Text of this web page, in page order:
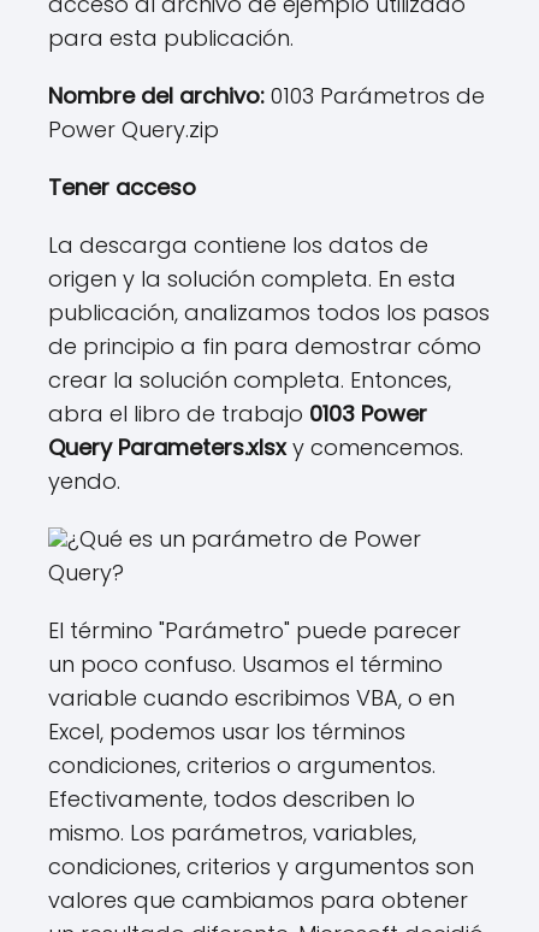
para esta publicación.
Nombre del archivo: 0103 Parámetros de
Power Query.zip
Tener acceso
La descarga contiene los datos de
origen y la solución completa. En esta
publicación, analizamos todos los pasos
de principio a fin para demostrar cómo
crear la solución completa. Entonces,
abra el libro de trabajo 0103 Power
Query Parameters.xlsxy comencemos.
yendo.
¿Qué es un parámetro de Power
Query?
El término "Parámetro" puede parecer
un poco confuso. Usamos el término
variable cuando escribimos VBA, o en
Excel, podemos usar los términos
condiciones, criterios o argumentos.
Efectivamente, todos describen lo
mismo. Los parámetros, variables,
condiciones, criterios y argumentos son
valores que cambiamos para obtener